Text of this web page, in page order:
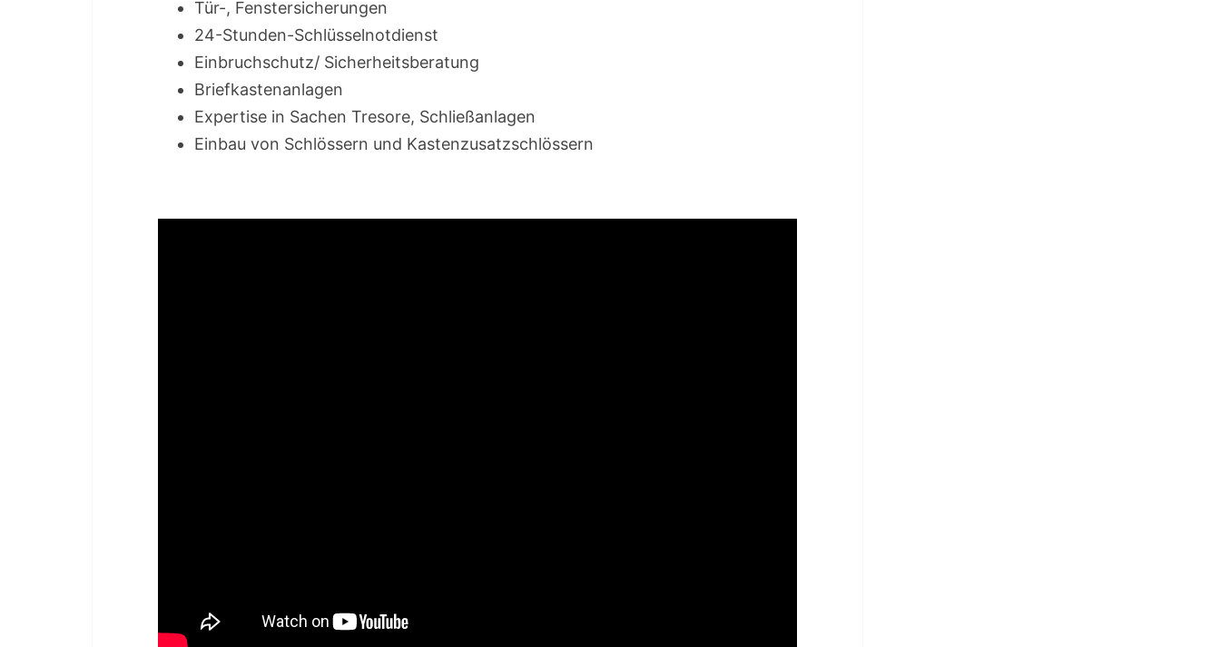
Tür-, Fenstersicherungen
24-Stunden-Schlüsselnotdienst
Einbruchschutz/ Sicherheitsberatung
Briefkastenanlagen
Expertise in Sachen Tresore, Schließanlagen
Einbau von Schlössern und Kastenzusatzschlössern